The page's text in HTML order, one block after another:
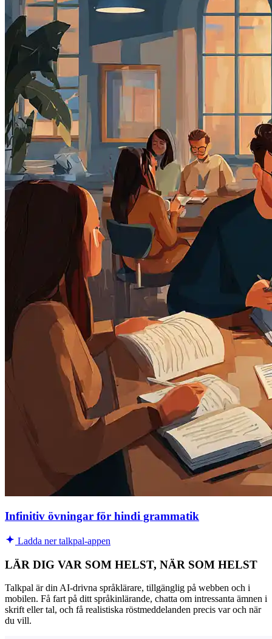
Infinitiv övningar för hindi grammatik
Ladda ner talkpal-appen
LÄR DIG VAR SOM HELST, NÄR SOM HELST
Talkpal är din AI-drivna språklärare, tillgänglig på webben och i
mobilen. Få fart på ditt språkinlärande, chatta om intressanta ämnen i
skrift eller tal, och få realistiska röstmeddelanden precis var och när
du vill.